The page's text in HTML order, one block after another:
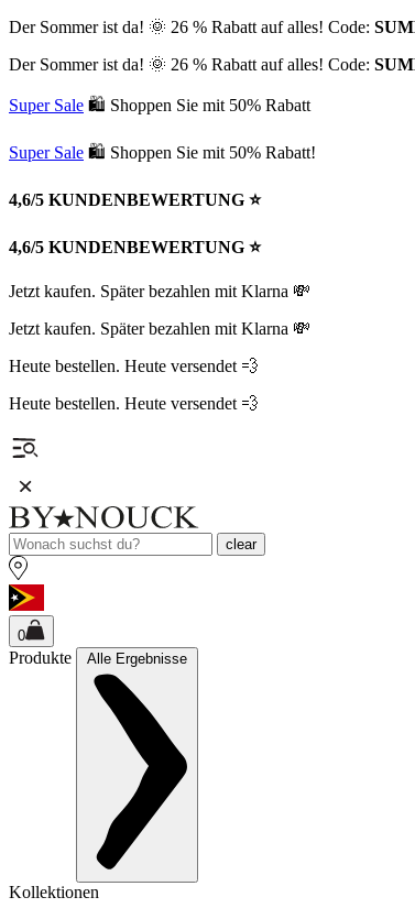
Der Sommer ist da! 🌞 26 % Rabatt auf alles! Code:
Der Sommer ist da! 🌞 26 % Rabatt auf alles! Code:
Super Sale 🛍 Shoppen Sie mit 50% Rabatt
Super Sale 🛍 Shoppen Sie mit 50% Rabatt!
4,6/5 KUNDENBEWERTUNG ⭐️
4,6/5 KUNDENBEWERTUNG ⭐️
Jetzt kaufen. Später bezahlen mit Klarna 💸
Jetzt kaufen. Später bezahlen mit Klarna 💸
Heute bestellen. Heute versendet 💨
Heute bestellen. Heute versendet 💨
clear
0
Produkte Alle Ergebnisse
Kollektionen